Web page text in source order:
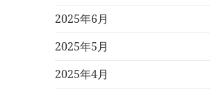
2025年6月
2025年5月
2025年4月